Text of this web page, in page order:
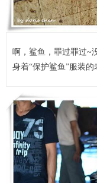
啊，鲨鱼，罪过罪过~
身着“保护鲨鱼”服装的